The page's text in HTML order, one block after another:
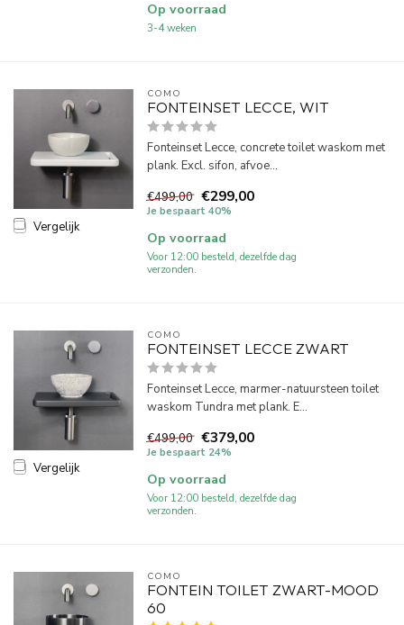
Op voorraad
3-4 weken
Vergelijk
COMO
FONTEINSET LECCE, WIT
Fonteinset Lecce, concrete toilet waskom met
plank. Excl. sifon, afvoe...
€499,00 €299,00
Je bespaart 40%
Op voorraad
Voor 12:00 besteld, dezelfde dag
verzonden.
Vergelijk
COMO
FONTEINSET LECCE ZWART
Fonteinset Lecce, marmer-natuursteen toilet
waskom Tundra met plank. E...
€499,00 €379,00
Je bespaart 24%
Op voorraad
Voor 12:00 besteld, dezelfde dag
verzonden.
COMO
FONTEIN TOILET ZWART-MOOD
60